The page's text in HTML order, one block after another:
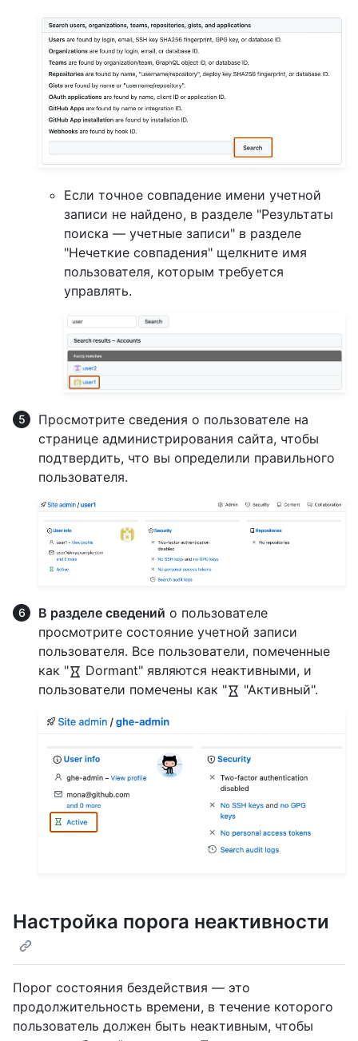
Если точное совпадение имени учетной
записи не найдено, в разделе "Результаты
поиска — учетные записи" в разделе
"Нечеткие совпадения" щелкните имя
пользователя, которым требуется
управлять.
Просмотрите сведения о пользователе на
странице администрирования сайта, чтобы
подтвердить, что вы определили правильного
пользователя.
В разделе сведений о пользователе
просмотрите состояние учетной записи
пользователя. Все пользователи, помеченные
как "
Dormant" являются неактивными, и
пользователи помечены как "
"Активный".
Настройка порога неактивности
Порог состояния бездействия — это
продолжительность времени, в течение которого
пользователь должен быть неактивным, чтобы